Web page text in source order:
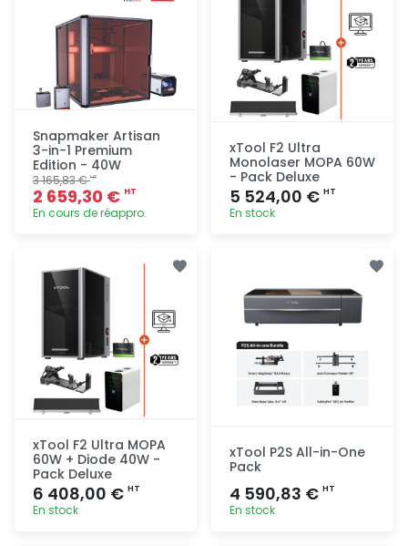
Snapmaker Artisan
3-in-1 Premium
Edition - 40W
3 165,83 €HT
2 659,30 € HT
En cours de réappro.
xTool F2 Ultra
Monolaser MOPA 60W
- Pack Deluxe
5 524,00 € HT
En stock
xTool F2 Ultra MOPA
60W + Diode 40W -
Pack Deluxe
6 408,00 € HT
En stock
xTool P2S All-in-One
Pack
4 590,83 € HT
En stock